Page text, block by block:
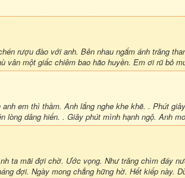
rượu đào với anh. Bên nhau ngắm ánh trăng
vân một giấc chiêm bao hão huyền. Em ơi rũ bỏ
em thì thầm. Anh lắng nghe khe khẽ. . Phút
lòng dâng hiến. . Giây phút mình hạnh ngộ. Anh
ta mãi đợi chờ. Ước vọng. Như trăng chìm đáy
đợi. Ngày mong chẳng hững hờ. Hết kiếp này.